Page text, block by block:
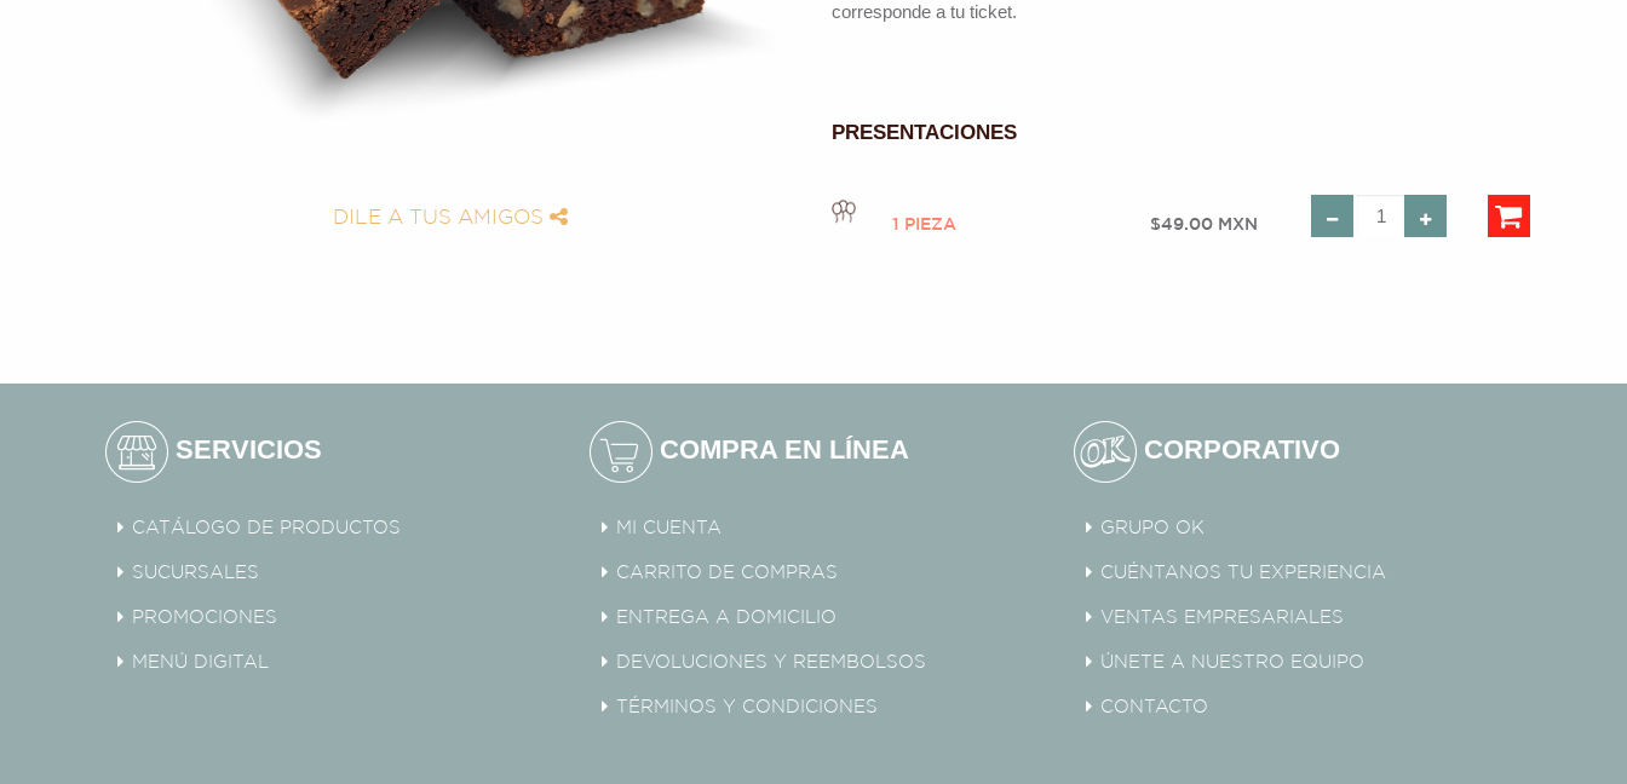
DILE A TUS AMIGOS
corresponde a tu ticket.
PRESENTACIONES
1 PIEZA $49.00 MXN
SERVICIOS
CATÁLOGO DE PRODUCTOS
SUCURSALES
PROMOCIONES
MENÚ DIGITAL
COMPRA EN LÍNEA
MI CUENTA
CARRITO DE COMPRAS
ENTREGA A DOMICILIO
DEVOLUCIONES Y REEMBOLSOS
TÉRMINOS Y CONDICIONES
CORPORATIVO
GRUPO OK
CUÉNTANOS TU EXPERIENCIA
VENTAS EMPRESARIALES
ÚNETE A NUESTRO EQUIPO
CONTACTO